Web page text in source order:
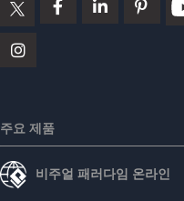
주요 제품
비주얼 패러다임 온라인